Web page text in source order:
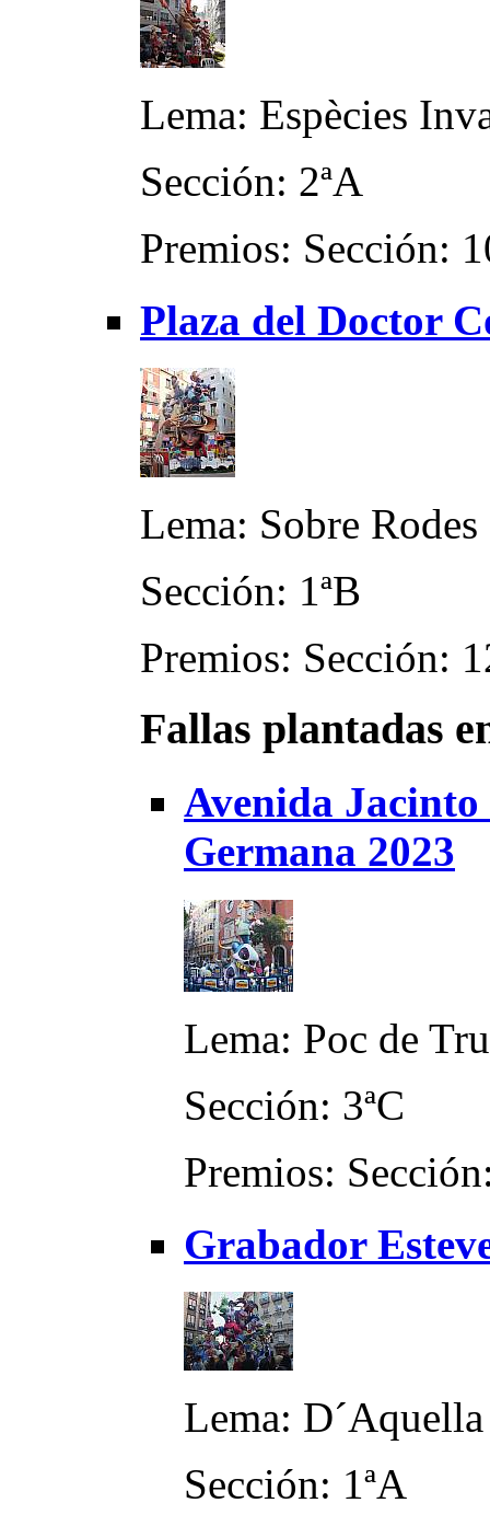
Lema: Espècies
Sección: 2ªA
Premios: Sección:
Plaza del Doctor
Lema: Sobre Rodes
Sección: 1ªB
Premios: Sección:
Fallas plantadas
Avenida Jacinto
Germana 2023
Lema: Poc de
Sección: 3ªC
Premios:
Grabador
Lema:
Sección: 1ªA